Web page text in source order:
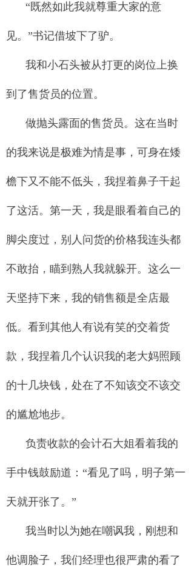
“既然如此我就尊重大家的意
见。”书记借坡下了驴。
我和小石头被从打更的岗位上换
到了售货员的位置。
做抛头露面的售货员。这在当时
的我来说是极难为情是事，可身在矮
檐下又不能不低头，我捏着鼻子干起
了这活。第一天，我是眼看着自己的
脚尖度过，别人问货的价格我连头都
不敢抬，瞄到熟人我就躲开。这么一
天坚持下来，我的销售额是全店最
低。看到其他人有说有笑的交着货
款，我捏着几个认识我的老大妈照顾
的十几块钱，处在了不知该交不该交
的尴尬地步。
负责收款的会计石大姐看着我的
手中钱鼓励道：“看见了吗，明子第一
天就开张了。”
我当时以为她在嘲讽我，刚想和
他调脸子，我们经理也很严肃的看了